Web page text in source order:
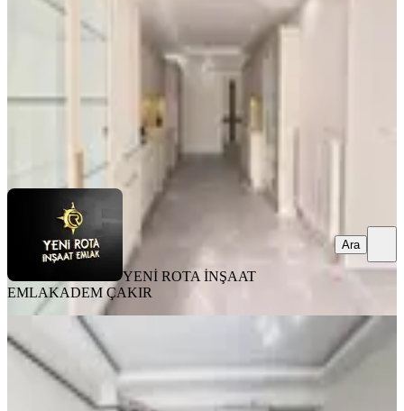
205 m² 03.08.2026
YENİ ROTA İNŞAAT EMLAK ADEM ÇAKIR
YENİ ROTA İNŞAAT
EMLAKADEM ÇAKIR
Ara
Rota'dan Üniversite Karşısı Geniş Ve
Kullanışlı Eşyalı Kirlk 1+1
Onikişubat, Maarif Mahallesi